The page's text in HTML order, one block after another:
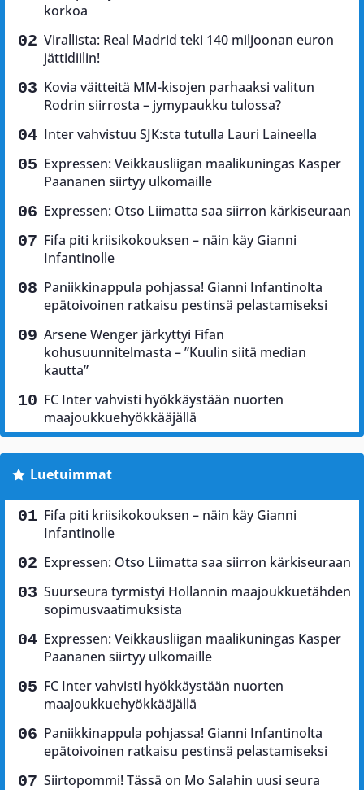
korkoa
Virallista: Real Madrid teki 140 miljoonan euron
jättidiilin!
Kovia väitteitä MM-kisojen parhaaksi valitun
Rodrin siirrosta – jymypaukku tulossa?
Inter vahvistuu SJK:sta tutulla Lauri Laineella
Expressen: Veikkausliigan maalikuningas Kasper
Paananen siirtyy ulkomaille
Expressen: Otso Liimatta saa siirron kärkiseuraan
Fifa piti kriisikokouksen – näin käy Gianni
Infantinolle
Paniikkinappula pohjassa! Gianni Infantinolta
epätoivoinen ratkaisu pestinsä pelastamiseksi
Arsene Wenger järkyttyi Fifan
kohusuunnitelmasta – ”Kuulin siitä median
kautta”
FC Inter vahvisti hyökkäystään nuorten
maajoukkuehyökkääjällä
Luetuimmat
Fifa piti kriisikokouksen – näin käy Gianni
Infantinolle
Expressen: Otso Liimatta saa siirron kärkiseuraan
Suurseura tyrmistyi Hollannin maajoukkuetähden
sopimusvaatimuksista
Expressen: Veikkausliigan maalikuningas Kasper
Paananen siirtyy ulkomaille
FC Inter vahvisti hyökkäystään nuorten
maajoukkuehyökkääjällä
Paniikkinappula pohjassa! Gianni Infantinolta
epätoivoinen ratkaisu pestinsä pelastamiseksi
Siirtopommi! Tässä on Mo Salahin uusi seura